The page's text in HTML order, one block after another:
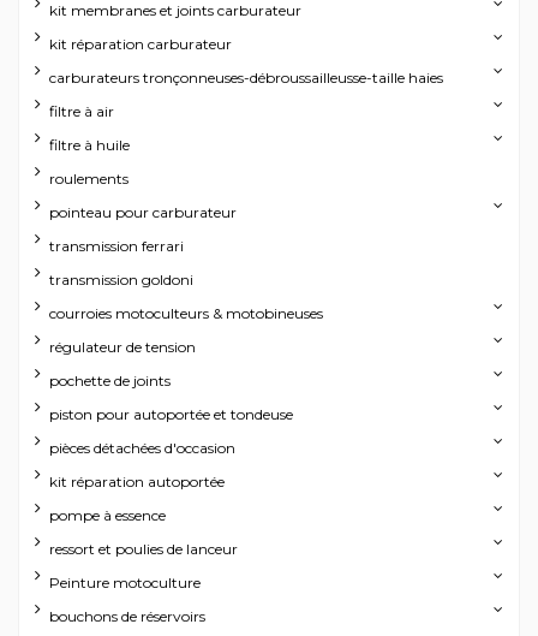
kit membranes et joints carburateur
kit réparation carburateur
carburateurs tronçonneuses-débroussailleusse-taille haies
filtre à air
filtre à huile
roulements
pointeau pour carburateur
transmission ferrari
transmission goldoni
courroies motoculteurs & motobineuses
régulateur de tension
pochette de joints
piston pour autoportée et tondeuse
pièces détachées d'occasion
kit réparation autoportée
pompe à essence
ressort et poulies de lanceur
Peinture motoculture
bouchons de réservoirs